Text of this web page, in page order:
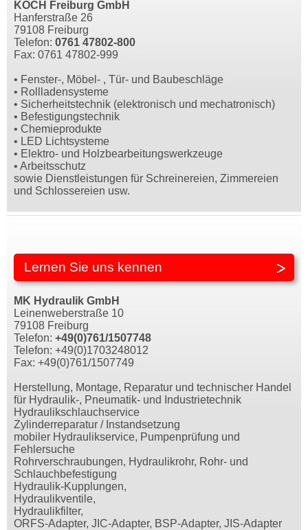
KOCH Freiburg GmbH
Hanferstraße 26
79108 Freiburg
Telefon: 0761 47802-800
Fax: 0761 47802-999
• Fenster-, Möbel- , Tür- und Baubeschläge
• Rollladensysteme
• Sicherheitstechnik (elektronisch und mechatronisch)
• Befestigungstechnik
• Chemieprodukte
• LED Lichtsysteme
• Elektro- und Holzbearbeitungswerkzeuge
• Arbeitsschutz
sowie Dienstleistungen für Schreinereien, Zimmereien
und Schlossereien usw.
Lernen Sie uns kennen
MK Hydraulik GmbH
Leinenweberstraße 10
79108 Freiburg
Telefon: +49(0)761/1507748
Telefon: +49(0)1703248012
Fax: +49(0)761/1507749
Herstellung, Montage, Reparatur und technischer Handel
für Hydraulik-, Pneumatik- und Industrietechnik
Hydraulikschlauchservice
Zylinderreparatur / Instandsetzung
mobiler Hydraulikservice, Pumpenprüfung und
Fehlersuche
Rohrverschraubungen, Hydraulikrohr, Rohr- und
Schlauchbefestigung
Hydraulik-Kupplungen,
Hydraulikventile,
Hydraulikfilter,
ORFS-Adapter, JIC-Adapter, BSP-Adapter, JIS-Adapter